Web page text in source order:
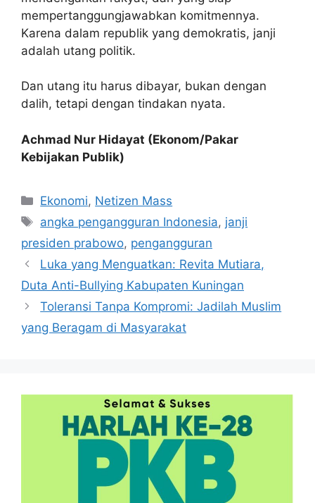
mempertanggungjawabkan komitmennya.
Karena dalam republik yang demokratis, janji
adalah utang politik.
Dan utang itu harus dibayar, bukan dengan
dalih, tetapi dengan tindakan nyata.
Achmad Nur Hidayat (Ekonom/Pakar
Kebijakan Publik)
Kategori
Ekonomi, Netizen Mass
Tag
angka pengangguran Indonesia, janji
presiden prabowo, pengangguran
Luka yang Menguatkan: Revita Mutiara,
Duta Anti-Bullying Kabupaten Kuningan
Toleransi Tanpa Kompromi: Jadilah Muslim
yang Beragam di Masyarakat